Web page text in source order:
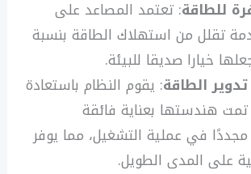
للطاقة: تعتمد المصاعد على
تقلل من استهلاك الطاقة بنسبة
خيارا صديقا للبيئة.
الطاقة: يقوم النظام باستعادة
تمت هندستها بعناية فائقة
في عملية التشغيل، مما يوفر
على المدى الطويل.